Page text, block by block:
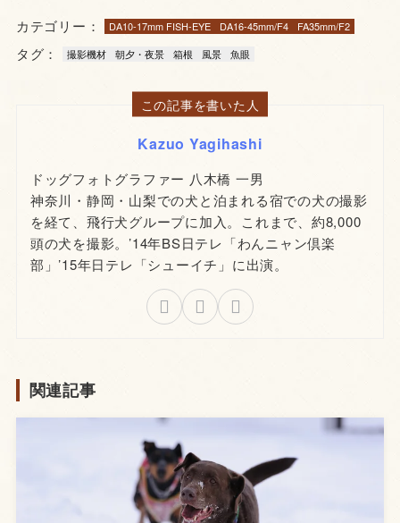
カテゴリー： DA10-17mm FISH-EYE DA16-45mm/F4 FA35mm/F2
タグ： 撮影機材 朝夕・夜景 箱根 風景 魚眼
この記事を書いた人
Kazuo Yagihashi
ドッグフォトグラファー 八木橋 一男
神奈川・静岡・山梨での犬と泊まれる宿での犬の撮影
を経て、飛行犬グループに加入。これまで、約8,000
頭の犬を撮影。’14年BS日テレ「わんニャン倶楽
部」’15年日テレ「シューイチ」に出演。
関連記事